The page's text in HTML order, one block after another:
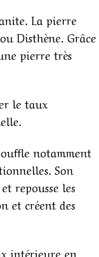
La pierre
Disthène. Grâce
pierre très
le taux
notamment
Son
repousse les
et créent des
intérieure en